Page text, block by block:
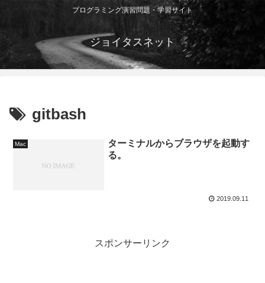
プログラミング演習問題・学習サイト
ジョイタスネット
gitbash
Mac
ターミナルからブラウザを起動す
る。
2019.09.11
スポンサーリンク